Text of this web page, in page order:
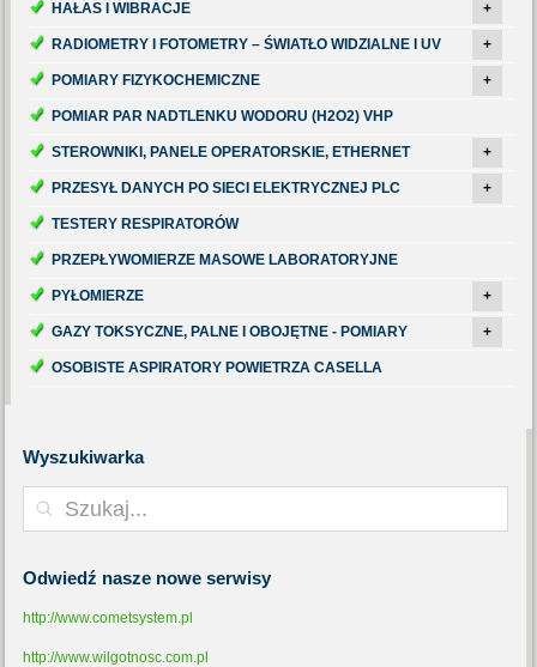
HAŁAS I WIBRACJE +
RADIOMETRY I FOTOMETRY – ŚWIATŁO WIDZIALNE I UV +
POMIARY FIZYKOCHEMICZNE +
POMIAR PAR NADTLENKU WODORU (H2O2) VHP
STEROWNIKI, PANELE OPERATORSKIE, ETHERNET +
PRZESYŁ DANYCH PO SIECI ELEKTRYCZNEJ PLC +
TESTERY RESPIRATORÓW
PRZEPŁYWOMIERZE MASOWE LABORATORYJNE
PYŁOMIERZE +
GAZY TOKSYCZNE, PALNE I OBOJĘTNE - POMIARY +
OSOBISTE ASPIRATORY POWIETRZA CASELLA
Wyszukiwarka
Odwiedź nasze nowe serwisy
http://www.cometsystem.pl
http://www.wilgotnosc.com.pl